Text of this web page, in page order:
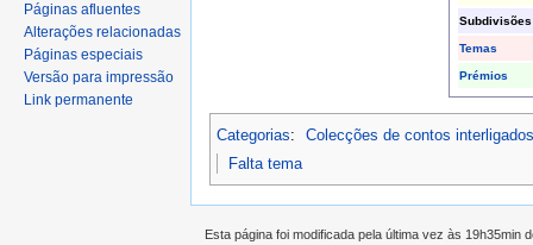
Subdivisões
Temas
Prémios
Categorias:
Colecções de contos
Falta tema
Páginas afluentes
Alterações relacionadas
Páginas especiais
Versão para impressão
Link permanente
Esta página foi modificada pela última vez às 19h35min